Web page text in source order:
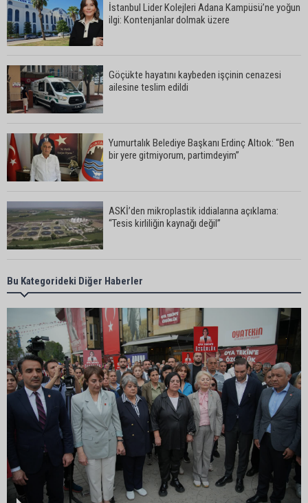
İstanbul Lider Kolejleri Adana Kampüsü’ne yoğun
ilgi: Kontenjanlar dolmak üzere
Göçükte hayatını kaybeden işçinin cenazesi
ailesine teslim edildi
Yumurtalık Belediye Başkanı Erdinç Altıok: “Ben
bir yere gitmiyorum, partimdeyim”
ASKİ’den mikroplastik iddialarına açıklama:
“Tesis kirliliğin kaynağı değil”
Feke’de mahalle çalışmaları sahada
değerlendirildi
AK Parti Adana İl Başkanı Mustafa Özkan:
"Türkiye Yüzyılına güçlü teşkilatımızla yürüyoruz"
Kozan’da Yaz Konserleri Akdam’da şenliğe
dönüştü
Adana’da sıcaklık alarmı: Hissedilen 43 dereceyi
bulacak
Bu Kategorideki Diğer Haberler